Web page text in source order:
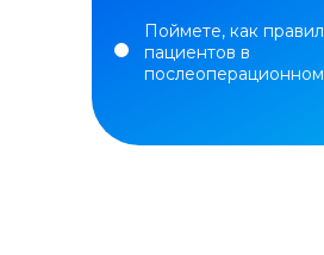
Поймете, как
пациентов в